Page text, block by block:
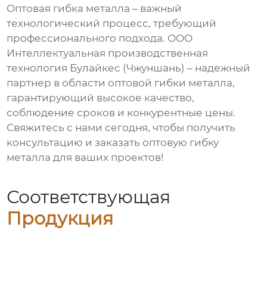
Оптовая гибка металла – важный
технологический процесс, требующий
профессионального подхода. ООО
Интеллектуальная производственная
технология Булайкес (Чжуншань) – надежный
партнер в области оптовой гибки металла,
гарантирующий высокое качество,
соблюдение сроков и конкурентные цены.
Свяжитесь с нами сегодня, чтобы получить
консультацию и заказать оптовую гибку
металла для ваших проектов!
Соответствующая
Продукция